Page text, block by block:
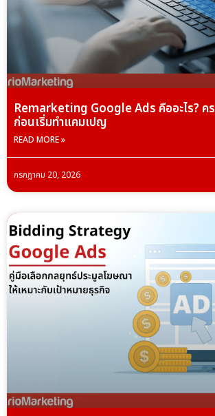
Remarketing Google Ads คืออะไร? ค
ก่อนเริ่มทำแคมเปญ
READ MORE »
กรกฎาคม 20, 2026